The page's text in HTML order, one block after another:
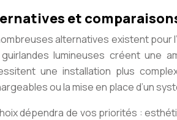
et
alternatives existent pour
lumineuses créent une
une installation plus
ou la mise en place d’un
dépendra de vos priorités :